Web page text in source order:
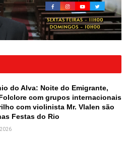
do Alva: Noite do Emigrante,
com grupos internacionais
com violinista Mr. Vlalen são
Festas do Rio
2026